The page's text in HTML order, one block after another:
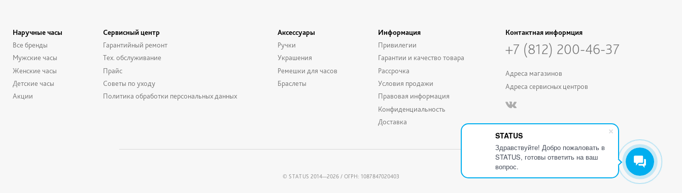
STATUS
Здравствуйте! Добро пожаловать в
STATUS, готовы ответить на ваш
вопрос.
Наручные часы
Все бренды
Мужские часы
Женские часы
Детские часы
Акции
Сервисный центр
Гарантийный ремонт
Тех. обслуживание
Прайс
Советы по уходу
Политика обработки персональных данных
Аксессуары
Ручки
Украшения
Ремешки для часов
Браслеты
Информация
Привилегии
Гарантии и качество товара
Рассрочка
Условия продажи
Правовая информация
Конфиденциальность
Доставка
Контактная информция
+7 (812) 200-46-37
Адреса магазинов
Адреса сервисных центров
© STATUS 2014—2026 / ОГРН: 1087847020403